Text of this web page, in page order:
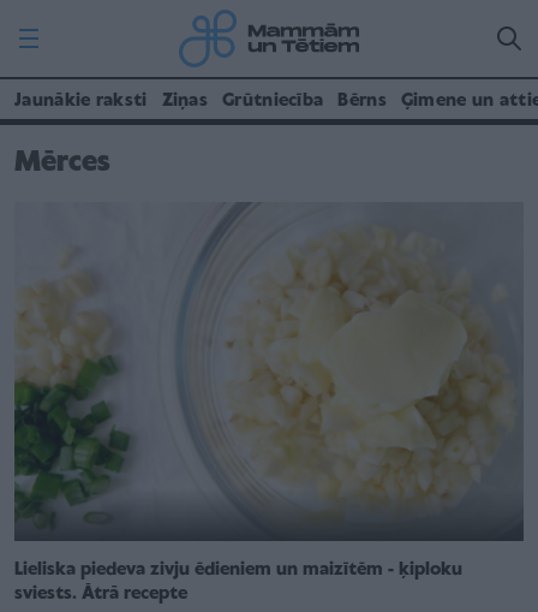
Jaunākie raksti Ziņas Grūtniecība Bērns Ģimene un
Mērces
Lieliska piedeva zivju ēdieniem un maizītēm - ķiploku
sviests. Ātrā recepte